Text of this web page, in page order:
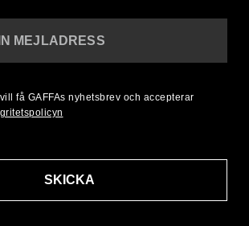
MEJLADRESS
SKICKA
få GAFFAs nyhetsbrev och accepterar